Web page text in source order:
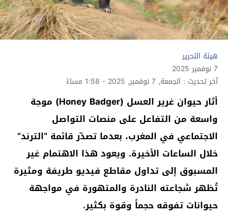
هيئة التحرير
7 نوفمبر 2025
آخر تحديث : الجمعة, 7 نوفمبر, 2025 - 1:58 مساءً
أثار حيوان غرير العسل (Honey Badger)
موجة
واسعة من التفاعل على منصات التواصل
الاجتماعي في المغرب، بعدما تصدّر قائمة “الترند”
خلال الساعات الأخيرة. ويعود هذا الاهتمام غير
المسبوق إلى تداول مقاطع فيديو طريفة ومثيرة
تُظهرشجاعته النادرة والمتهورة في مواجهة
حيوانات تفوقه حجماً وقوة بكثير.